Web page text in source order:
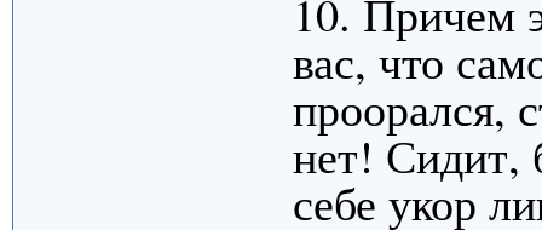
10. Причем
вас, что
проорался,
нет! Сидит,
себе укор